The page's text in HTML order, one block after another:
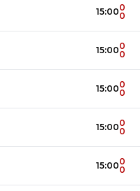
15:000
0
15:000
0
15:000
0
15:000
0
15:000
0